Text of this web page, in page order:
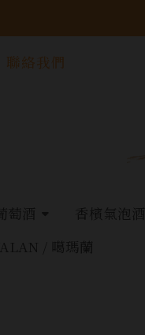
聯絡我們
萄酒 香檳氣泡酒
/ 噶瑪蘭